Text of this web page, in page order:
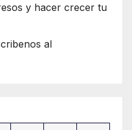
y hacer crecer tu
al